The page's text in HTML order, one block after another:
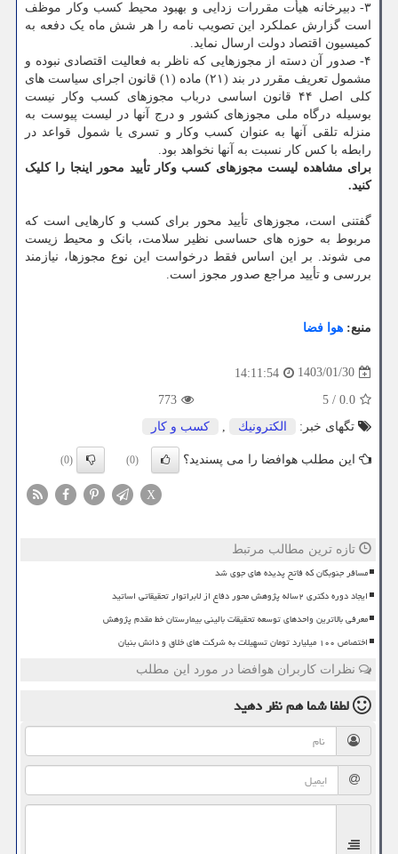
۳- دبیرخانه هیأت مقررات زدایی و بهبود محیط کسب وکار موظف
است گزارش عملکرد این تصویب نامه را هر شش ماه یک دفعه به
کمیسیون اقتصاد دولت ارسال نماید.
۴- صدور آن دسته از مجوزهایی که ناظر به فعالیت اقتصادی نبوده و
مشمول تعریف مقرر در بند (۲۱) ماده (۱) قانون اجرای سیاست های
کلی اصل ۴۴ قانون اساسی درباب مجوزهای کسب وکار نیست
بوسیله درگاه ملی مجوزهای کشور و درج آنها در لیست پیوست به
منزله تلقی آنها به عنوان کسب وکار و تسری یا شمول قواعد در
رابطه با کس کار نسبت به آنها نخواهد بود.
برای مشاهده لیست مجوزهای کسب وکار تأیید محور اینجا را کلیک
کنید.
گفتنی است، مجوزهای تأیید محور برای کسب و کارهایی است که
مربوط به حوزه های حساسی نظیر سلامت، بانک و محیط زیست
می شوند. بر این اساس فقط درخواست این نوع مجوزها، نیازمند
بررسی و تأیید مراجع صدور مجوز است.
منبع: هوا فضا
1403/01/30
14:11:54
0.0
/
5
773
تگهای خبر:
الكترونیك , كسب و كار
این مطلب هوافضا را می پسندید؟ (0)
(0)
X
تازه ترین مطالب مرتبط
مسافر جنوبگان که فاتح پدیده های جوی شد
ایجاد دوره دکتری ۲ساله پژوهش محور دفاع از لابراتوار تحقیقاتی اساتید
معرفی بالاترین واحدهای توسعه تحقیقات بالینی بیمارستان خط مقدم پژوهش
اختصاص ۱۰۰ میلیارد تومان تسهیلات به شرکت های خلاق و دانش بنیان
نظرات کاربران هوافضا در مورد این مطلب
لطفا شما همنظر دهید